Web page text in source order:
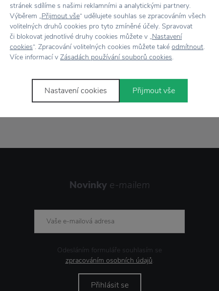
Vše skladem, odesíláme ihned
Doprava zdarmanad 2 000 Kč
7500+ produktůna výběr
Novinky e-mailem
Odesláním formuláře souhlasím se
zpracováním osobních údajů.
Přihlásit se
stránek sdílíme s našimi reklamními a analytickými partnery.
Výběrem „Přijmout vše“ udělujete souhlas se zpracováním všech
volitelných druhů cookies pro tyto zmíněné účely. Spravovat
či blokovat jednotlivé druhy cookies můžete v „Nastavení
cookies“. Zpracování volitelných cookies můžete také odmítnout.
Více informací v Zásadách používání souborů cookies.
Nastavení cookies Přijmout vše